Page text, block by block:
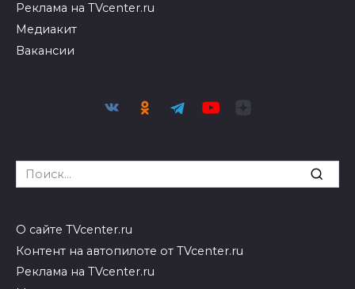
Реклама на TVcenter.ru
Медиакит
Вакансии
Search
for:
О сайте TVcenter.ru
Контент на автопилоте от TVcenter.ru
Реклама на TVcenter.ru